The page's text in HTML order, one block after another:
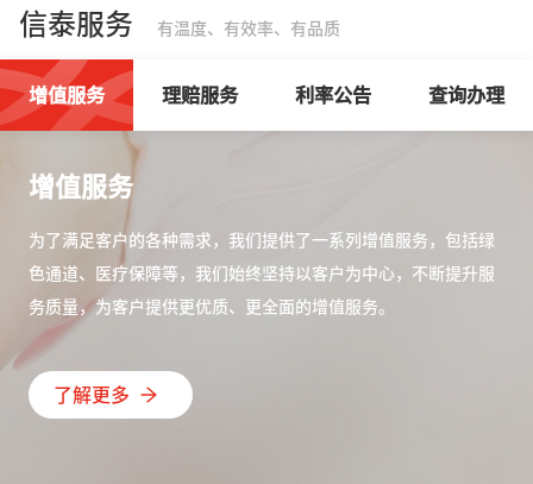
信泰服务 有温度、有效率、有品质
增值服务
为了满足客户的各种需求，我们提供了一系列增值服务，包括绿
色通道、医疗保障等，我们始终坚持以客户为中心，不断提升服
务质量，为客户提供更优质、更全面的增值服务。
了解更多
增值服务 理赔服务 利率公告 查询办理